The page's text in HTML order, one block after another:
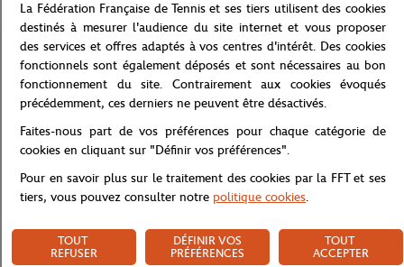
NEWSLETTER
EN VOUS ABONNANT À NOS NEWSLETTERS, NE LOUPEZ PLUS
NOS NOUVEAUTÉS, OFFRES SPÉCIALES ET EXCLUSIVITÉS.
Politique de confidentialité
La Fédération Française de Tennis et ses tiers utilisent des cookies
destinés à mesurer l'audience du site internet et vous proposer
des services et offres adaptés à vos centres d'intérêt. Des cookies
fonctionnels sont également déposés et sont nécessaires au bon
fonctionnement du site. Contrairement aux cookies évoqués
précédemment, ces derniers ne peuvent être désactivés.
Faites-nous part de vos préférences pour chaque catégorie de
cookies en cliquant sur "Définir vos préférences".
Pour en savoir plus sur le traitement des cookies par la FFT et ses
tiers, vous pouvez consulter notre politique cookies.
TOUT
REFUSER
DÉFINIR VOS
PRÉFÉRENCES
TOUT
ACCEPTER